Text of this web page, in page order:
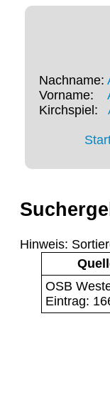
Nachname:
Vorname:
Kirchspiel:
Hinweis:
OSB
Eintrag: